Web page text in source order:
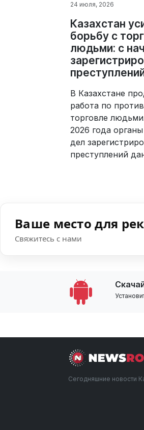
24 июля, 2026
Казахстан
борьбу с
людьми: с
В Казахстане
работа по
торговле
2026 года
дел
преступлений
Ваше место для
Свяжитесь с нами
Сегодняшние новости